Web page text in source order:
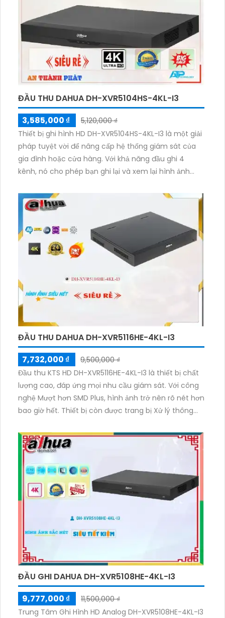
ĐẦU THU DAHUA DH-XVR5104HS-4KL-I3
3,585,000 ₫
5,120,000 ₫
Thiết bị ghi hình HD DH-XVR5104HS-4KL-I3 là một giải
pháp tuyệt vời để nâng cấp hệ thống giám sát của
gia đình hoặc cửa hàng. Với khả năng đầu ghi 4
kênh, nó cho phép bạn ghi lại và xem lại hình ảnh
bị công nghệ AHD, CVI, TVI, BCS để tương thích với
nhiều loại camera khác nhau. Hơn nữa, hệ thống này
ổn định và có khả năng tích hợp công nghệ AI báo
động thông minh, giúp hạn chế báo động giả. Bạn
cũng có thể thêm 4 camera IP hỗ trợ các chuẩn
nén video H.265+/H.265/H.264+/H.264, giúp tiết kiệm
nổi bật này, thiết bị ghi hình HD DH-XVR5104HS-4KL-I3
là một lựa chọn lý tưởng cho việc nâng cấp hệ thống
giám sát.
ĐẦU THU DAHUA DH-XVR5116HE-4KL-I3
7,732,000 ₫
9,500,000 ₫
Đầu thu KTS HD DH-XVR5116HE-4KL-I3 là thiết bị chất
lượng cao, đáp ứng mọi nhu cầu giám sát. Với công
nghệ Mượt hơn SMD Plus, hình ảnh trở nên rõ nét hơn
bao giờ hết. Thiết bị còn được trang bị Xử lý thông
sáng ban đêm giúp xem được rõ ràng ngay cả trong
điều kiện thiếu sáng. Với 1 HDD, có thể giám sát sắc
nét lên đến 8.0 MP. Đặc biệt, thiết bị tiết kiệm 50%
dung lượng lưu trữ với công nghệ
H.265+/H.265/H.264+/H.264. Ghi hình sắc nét và hỗ
trợ thêm 16 Camera IP.
ĐẦU GHI DAHUA DH-XVR5108HE-4KL-I3
9,777,000 ₫
11,500,000 ₫
Trung Tâm Ghi Hình HD Analog DH-XVR5108HE-4KL-I3